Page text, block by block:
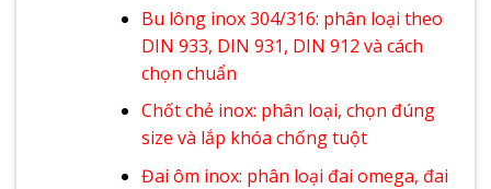
Bu lông inox 304/316: phân loại theo
DIN 933, DIN 931, DIN 912 và cách
chọn chuẩn
Chốt chẻ inox: phân loại, chọn đúng
size và lắp khóa chống tuột
Đai ôm inox: phân loại đai omega, đai